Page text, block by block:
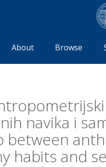
About Browse
navika i
between
habits and